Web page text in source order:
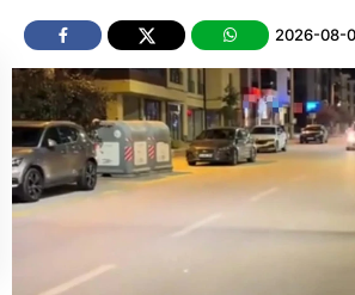
2026-08-